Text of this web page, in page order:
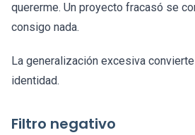
quererme. Un proyecto fracasó se
consigo nada.
La generalización excesiva
identidad.
Filtro negativo